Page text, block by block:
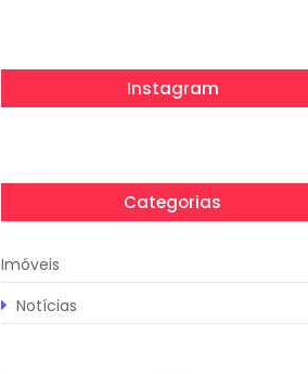
Instagram
Categorias
Imóveis
Notícias